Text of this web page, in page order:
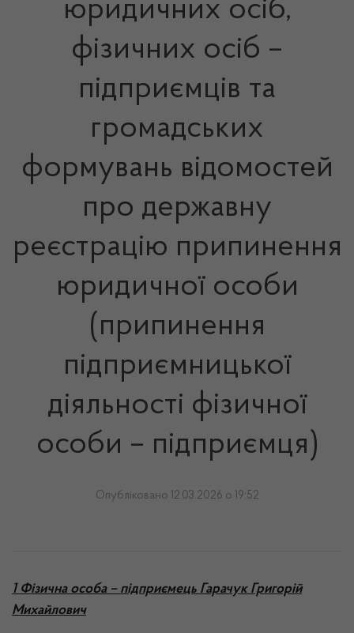
юридичних осіб,
фізичних осіб –
підприємців та
громадських
формувань відомостей
про державну
реєстрацію припинення
юридичної особи
(припинення
підприємницької
діяльності фізичної
особи – підприємця)
Опубліковано 12.03.2026 о 19:52
1 Фізична особа – підприємець Гарачук Григорій
Михайлович